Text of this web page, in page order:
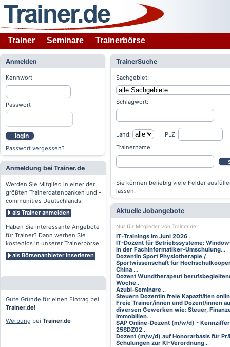
Trainer Seminare Trainerbörse
Anmelden
Kennwort
Passwort
login
Passwort vergessen?
Anmeldung bei Trainer.de
Werden Sie Mitglied in einer der
größten Trainerdatenbanken und -
communities Deutschlands!
als Trainer anmelden
Haben Sie interessante Angebote
für Trainer? Dann werben Sie
kostenlos in unserer Trainerbörse!
als Börsenanbieter inserieren
Gute Gründe für einen Eintrag bei
Trainer.de!
Werbung bei Trainer.de
TrainerSuche
Sachgebiet:
Schlagwort:
Land:
PLZ:
Trainername:
Sie können beliebig viele Felder
lassen.
Aktuelle Jobangebote
Nur für Mitglieder von Trainer.de
IT-Trainings im Juni 2026...
IT-Dozent für Betriebssysteme:
in der Fachinformatiker-Umschulung...
DozentIn Sport Physiotherapie /
Sportwissenschaft für
China ...
Dozent Wundtherapeut
Woche...
Azubi-Seminare...
Steuern Dozentin freie Kapazitäten
Freie Trainer/innen und Dozent/innen
diversen Gewerken wie: Steuer,
Immobilien...
SAP Online-Dozent (m/w/d) -
25SDZ02...
Dozent (m/w/d) auf Honorarbasis für
Schulungen zur KI-Verordnung...